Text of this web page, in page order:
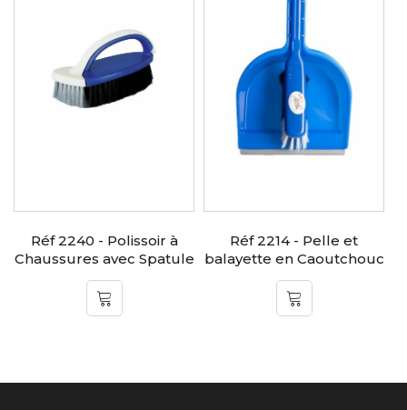
Réf 2240 - Polissoir à
Chaussures avec Spatule
Réf 2214 - Pelle et
balayette en Caoutchouc